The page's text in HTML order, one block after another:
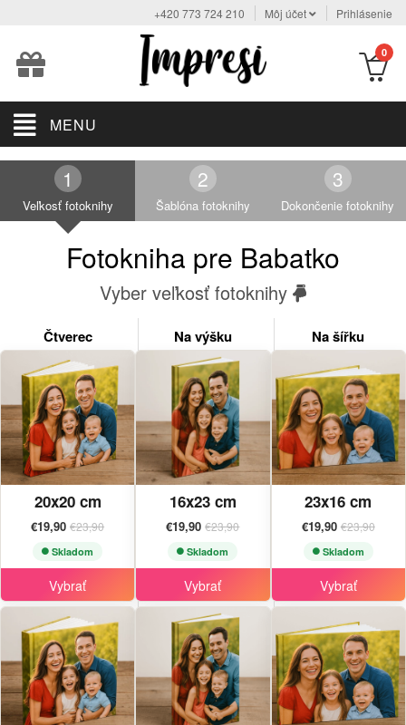
+420 773 724 210 Môj účet Prihlásenie
0
MENU
Veľkosť fotoknihy Šablóna fotoknihy Dokončenie fotoknihy
Fotokniha pre Babatko
Vyber veľkosť fotoknihy
Čtverec
20x20 cm
€19,90€23,90
Skladom
Vybrať
Na výšku
16x23 cm
€19,90€23,90
Skladom
Vybrať
Na šířku
23x16 cm
€19,90 €23,90
Skladom
Vybrať